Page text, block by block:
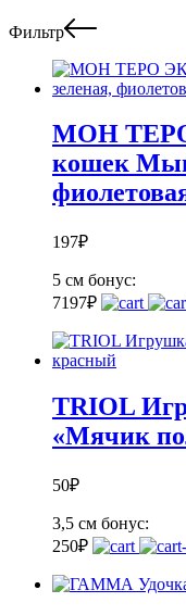
Фильтр
МОН
кошек
197₽
5 см бонус:
7197₽
TRIOL
«Мячик
50₽
3,5 см бонус:
250₽